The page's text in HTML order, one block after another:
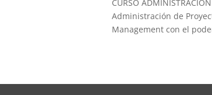
CURSO
Administración de
Management con el